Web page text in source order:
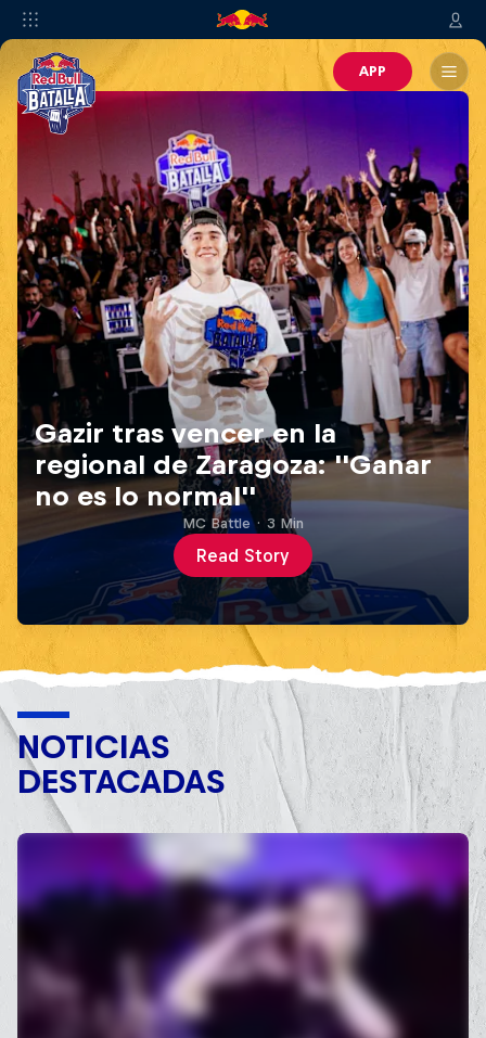
APP
Gazir tras vencer en la
regional de Zaragoza: ''Ganar
no es lo normal''
Read Story
MC Battle · 3 Min
NOTICIAS
DESTACADAS